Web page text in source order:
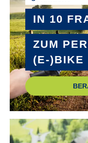
RADGRÖSSE :
28"
RAHMEN :
Aluminium
RAHMENGRÖSSE
55 cm
IN 10
ZUM
(E-)BIKE